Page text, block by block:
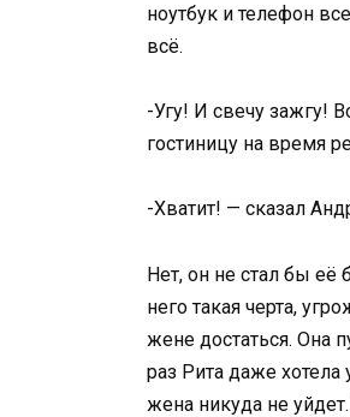
ноутбук и телефон
всё.
-Угу! И свечу зажгу!
гостиницу на время
-Хватит! — сказал
Нет, он не стал бы её
него такая черта,
жене достаться. Она
раз Рита даже хотела
жена никуда не